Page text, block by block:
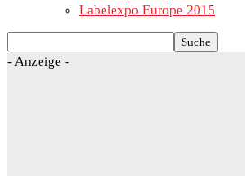
Labelexpo Europe 2015
- Anzeige -